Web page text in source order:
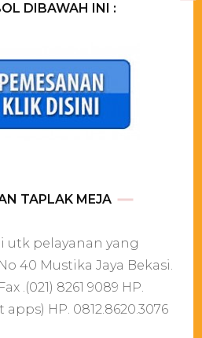
DIBAWAH INI :
TAPLAK MEJA
utk pelayanan yang
40 Mustika Jaya Bekasi.
.(021) 8261 9089 HP.
apps) HP. 0812.8620.3076